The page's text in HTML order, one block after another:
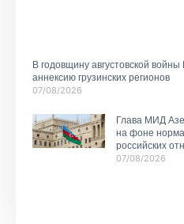
В годовщину августовской
аннексию грузинских регионов
07/08/2026
Глава МИД
на фоне
российских
07/08/2026